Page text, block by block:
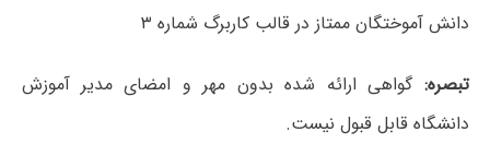
دانش آموختگان ممتاز در قالب کاربرگ شماره ۳
تبصره: گواهی ارائه شده بدون مهر و امضای مدیر آموزش
دانشگاه قابل قبول نیست.